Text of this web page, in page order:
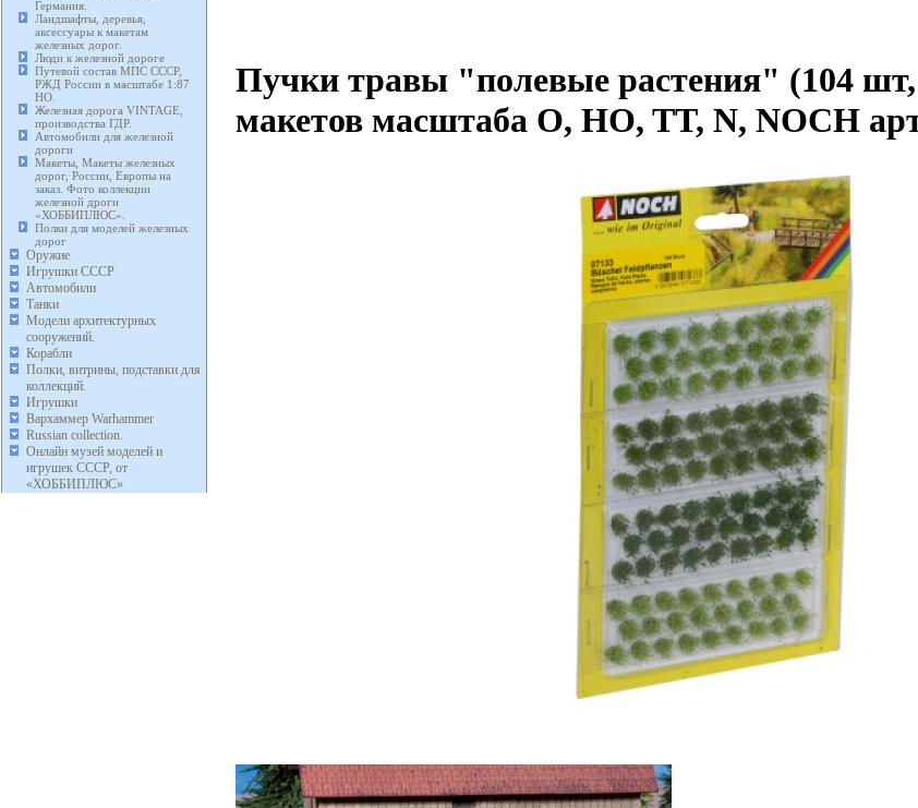
Германия.
Ландшафты, деревья,
аксессуары к макетам
железных дорог.
Люди к железной дороге
Путевой состав МПС СССР,
РЖД России в масштабе 1:87
HO.
Железная дорога VINTAGE,
производства ГДР.
Автомобили для железной
дороги
Макеты, Макеты железных
дорог, России, Европы на
заказ. Фото коллекции
железной дроги
«ХОББИПЛЮС».
Полки для моделей железных
дорог
Оружие
Игрушки СССР
Автомобили
Танки
Модели архитектурных
сооружений.
Корабли
Полки, витрины, подставки для
коллекций.
Игрушки
Вархаммер Warhammer
Russian collection.
Онлайн музей моделей и
игрушек СССР, от
«ХОББИПЛЮС»
Пучки травы "полевые растения" (104
макетов масштаба O, HO, TT, N, NOCH